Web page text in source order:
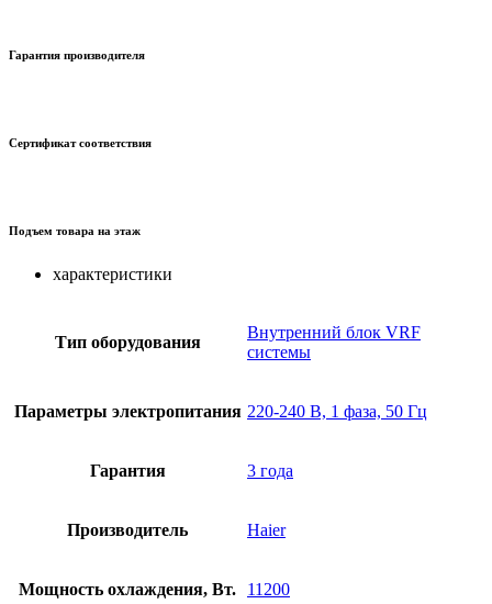
Гарантия производителя
Сертификат соответствия
Подъем товара на этаж
характеристики
Тип оборудования
Внутренний блок VRF
системы
Параметры электропитания 220-240 В, 1 фаза, 50 Гц
Гарантия 3 года
Производитель Haier
Мощность охлаждения, Вт. 11200